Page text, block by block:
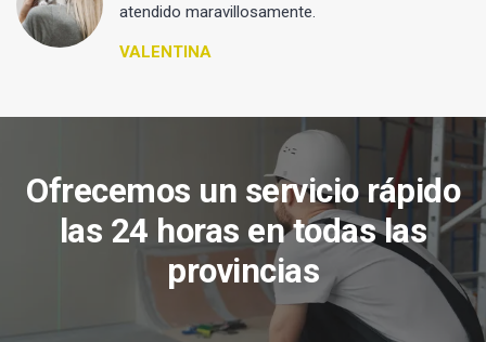
atendido maravillosamente.
VALENTINA
Ofrecemos un servicio rápido
las 24 horas en todas las
provincias